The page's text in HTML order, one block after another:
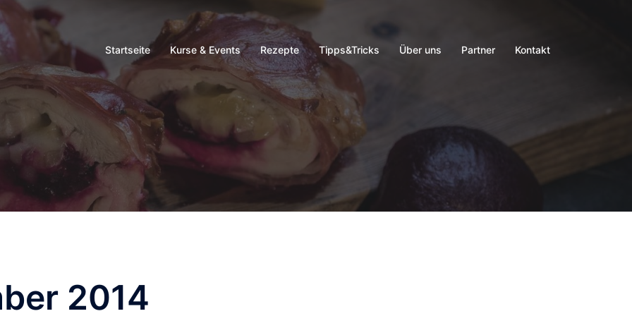
Startseite Kurse & Events Rezepte Tipps&Tricks Über uns Partner Kontakt
2014